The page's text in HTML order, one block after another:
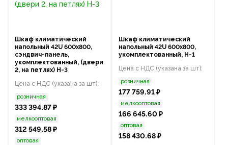
Шкаф климатический
напольный 42U 600х800,
сэндвич-панель,
укомплектованный, (двери
2, на петлях) Н-3
Цена с НДС (указана за шт):
розничная
333 394.87 ₽
мелкооптовая
312 549.58 ₽
оптовая
Шкаф климатический
напольный 42U 600х800,
укомплектованный, Н-1
Цена с НДС (указана за шт):
розничная
177 759.91 ₽
мелкооптовая
166 645.60 ₽
оптовая
158 430.68 ₽